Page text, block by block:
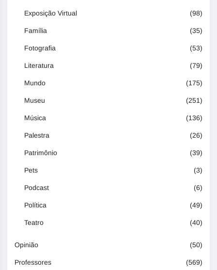
Exposição Virtual (98)
Família (35)
Fotografia (53)
Literatura (79)
Mundo (175)
Museu (251)
Música (136)
Palestra (26)
Patrimônio (39)
Pets (3)
Podcast (6)
Política (49)
Teatro (40)
Opinião (50)
Professores (569)